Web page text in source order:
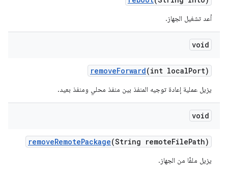
أعد تشغيل الجهاز.
void
removeForward(int localPort)
يزيل عملية إعادة توجيه المنفذ بين منفذ محلي ومنفذ بعيد.
void
removeRemotePackage(String remoteFilePath)
يزيل ملفًا من الجهاز.